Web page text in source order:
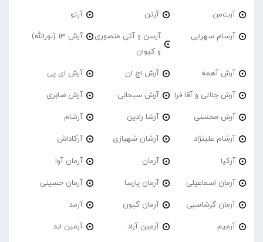
آرت‌من آرتن آرتو
آرسام سهرابی
آرسن و آتی منصوری
و کیوان
آرش 13 (نورالله)
آرش آهمه آرش اچ ان آرش ای پی
آرش جلالی و آقا فرا آرش سبحانی آرش صابری
آرش محسنی آرشا رادین آرشام
آرشام علینژاد آرشان شهبازی آرکاداش
آرکیا آرمان آرمان آوا
آرمان اسماعیلی آرمان پارسا آرمان حسینی
آرمان گرشاسبی آرمان گیون آرمد
آرمیم آرمین آراد آرمین ابد